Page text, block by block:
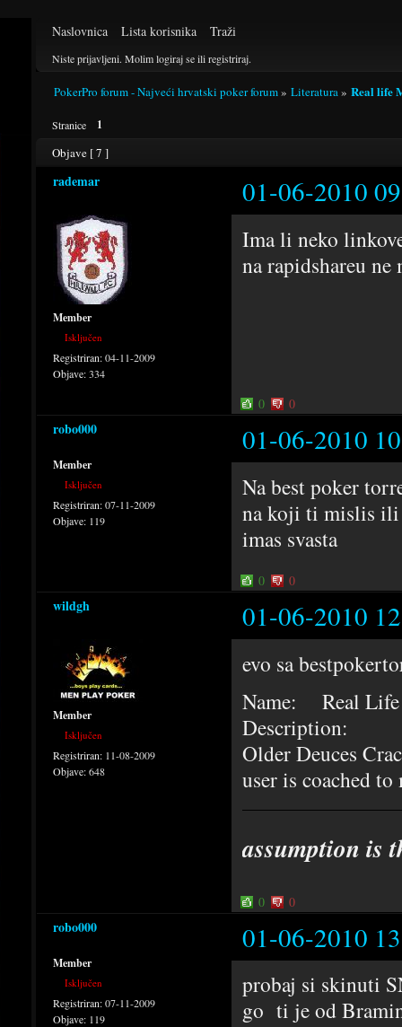
Naslovnica Lista korisnika Traži
Niste prijavljeni. Molim logiraj se ili registriraj.
PokerPro forum - Najveći hrvatski poker forum» Literatura» Real life
Stranice 1
Objave [ 7 ]
rademar 01-06-2010
Member
Isključen
Registriran:04-11-2009
Objave:334
Ima li neko
na rapidshareu ne
0 0
robo000 01-06-2010
Member
Isključen
Registriran:07-11-2009
Objave: 119
Na best poker
na koji ti mislis ili
imas svasta
0 0
wildgh 01-06-2010
Member
Isključen
Registriran: 11-08-2009
Objave:648
evo sa
Name: Real
Description:
Older Deuces
user is coached
assumption is
0 0
robo000 01-06-2010
Member
Isključen
Registriran:07-11-2009
Objave: 119
probaj si skinuti
go ti je od